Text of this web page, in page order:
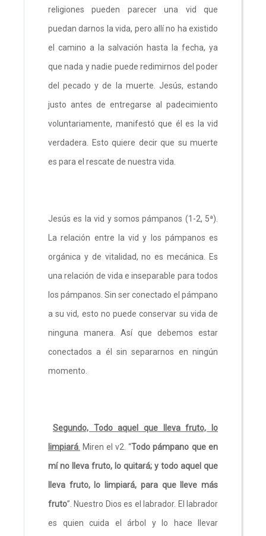
religiones pueden parecer una vid que
puedan darnos la vida, pero allí no ha existido
el camino a la salvación hasta la fecha, ya
que nada y nadie puede redimirnos del poder
del pecado y de la muerte. Jesús, estando
justo antes de entregarse al padecimiento
voluntariamente, manifestó que él es la vid
verdadera. Esto quiere decir que su muerte
es para el rescate de nuestra vida.
Jesús es la vid y somos pámpanos (1-2, 5ª).
La relación entre la vid y los pámpanos es
orgánica y de vitalidad, no es mecánica. Es
una relación de vida e inseparable para todos
los pámpanos. Sin ser conectado el pámpano
a su vid, esto no puede conservar su vida de
ninguna manera. Así que debemos estar
conectados a él sin separarnos en ningún
momento.
Segundo, Todo aquel que lleva fruto, lo
limpiará Miren el v2. “Todo pámpano que en
mí no lleva fruto, lo quitará; y todo aquel que
lleva fruto, lo limpiará, para que lleve más
fruto”. Nuestro Dios es el labrador. El labrador
es quien cuida el árbol y lo hace llevar